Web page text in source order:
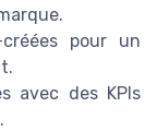
pour un
avec des KPIs